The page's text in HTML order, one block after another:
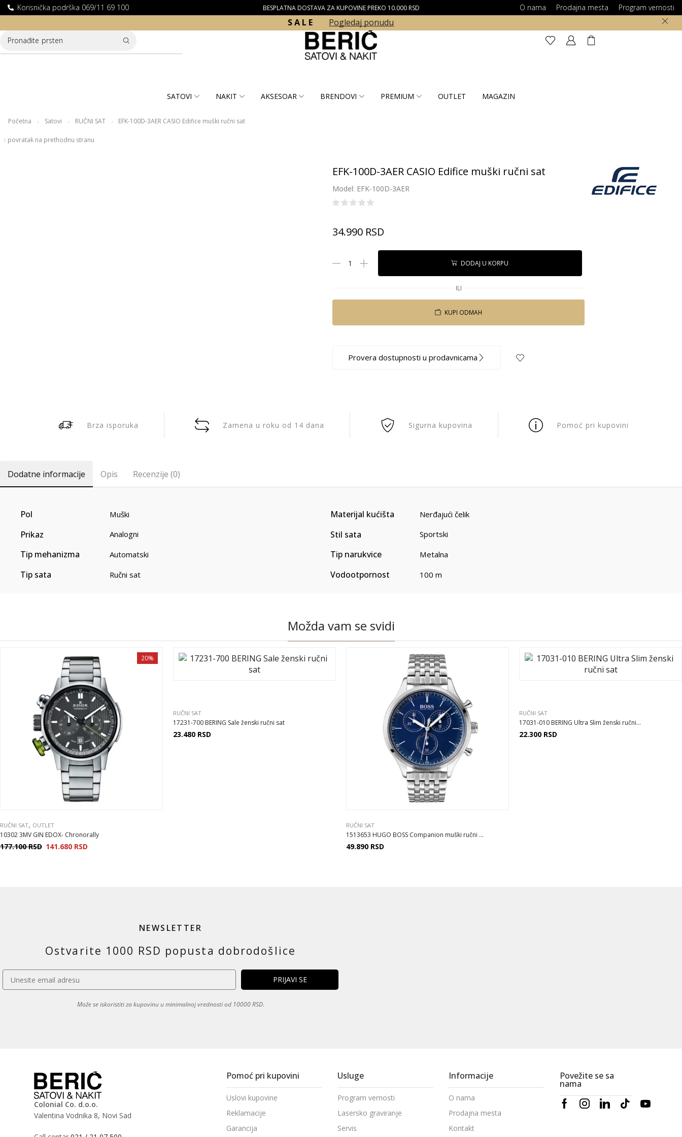
Korisnička podrška 069/11 69 100
100% SIGURNA ONLINE KUPOVINA BESPLATNA DOSTAVA ZA KUPOVINE PREKO 10.000 RSD 100% SIGURNA ONLINE KUPOVINA
O nama Prodajna mesta Program vernosti
S A L E Pogledaj ponudu
Pronađite
SATOVI NAKIT AKSESOAR BRENDOVI PREMIUM OUTLET MAGAZIN
Početna / Satovi / RUČNI SAT / EFK-100D-3AER CASIO Edifice muški ručni sat
povratak na prethodnu stranu
EFK-100D-3AER CASIO Edifice muški ručni sat
Model: EFK-100D-3AER
34.990 RSD
DODAJ U KORPU
ILI
KUPI ODMAH
Provera dostupnosti u prodavnicama
Brza isporuka Zamena u roku od 14 dana Sigurna kupovina Pomoć pri kupovini
Dodatne informacije Opis Recenzije (0)
Pol Muški Materijal kućišta Nerđajući čelik
Prikaz Analogni Stil sata Sportski
Tip mehanizma Automatski Tip narukvice Metalna
Tip sata Ručni sat Vodootpornost 100 m
Možda vam se svidi
20%
RUČNI SAT, OUTLET
10302 3MV GIN EDOX- Chronorally
177.100RSD 141.680 RSD
RUČNI SAT
17231-700 BERING Sale ženski ručni sat
23.480 RSD
RUČNI SAT
1513653 HUGO BOSS Companion muški ručni ...
49.890 RSD
RUČNI SAT
17031-010 BERING Ultra Slim ženski ručni...
22.300 RSD
NEWSLETTER
Ostvarite 1000 RSD popusta dobrodošlice
Može se iskoristiti za kupovinu u minimalnoj vrednosti od 10000 RSD.
Colonial Co. d.o.o.
Valentina Vodnika 8, Novi Sad
Pomoć pri kupovini
Uslovi kupovine
Reklamacije
Garancija
Usluge
Program vernosti
Lasersko graviranje
Servis
Informacije
O nama
Prodajna mesta
Kontakt
Povežite se sa
nama